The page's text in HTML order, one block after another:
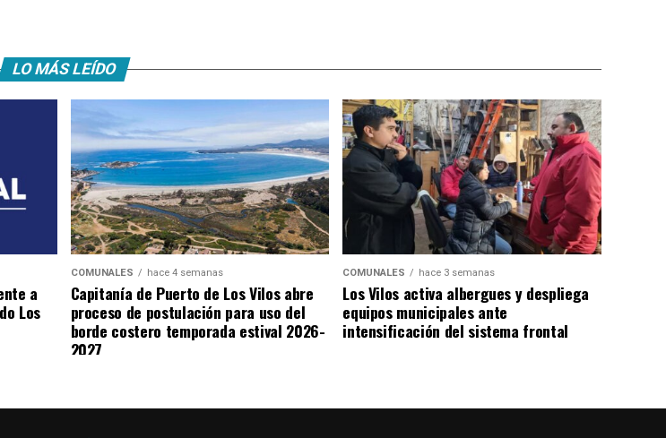
LO MÁS LEÍDO
a
Los
COMUNALES hace 4 semanas
Capitanía de Puerto de Los Vilos abre
proceso de postulación para uso del
borde costero temporada estival 2026-
2027
COMUNALES hace 3 semanas
Los Vilos activa albergues y despliega
equipos municipales ante
intensificación del sistema frontal